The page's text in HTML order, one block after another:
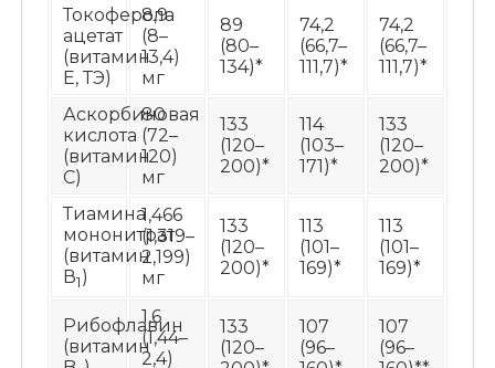
Токоферола
ацетат
(витамин
E, ТЭ)
8,9
(8–
13,4)
мг
89
(80–
134)*
74,2
(66,7–
111,7)*
74,2
(66,7–
111,7)*
Аскорбиновая
кислота
(витамин
С)
80
(72–
120)
мг
133
(120–
200)*
114
(103–
171)*
133
(120–
200)*
Тиамина
мононитрат
(витамин
В1)
1,466
(1,319–
2,199)
мг
133
(120–
200)*
113
(101–
169)*
113
(101–
169)*
Рибофлавин
(витамин
1,6
(1,44–
2,4)
133
(120–
107
(96–
107
(96–